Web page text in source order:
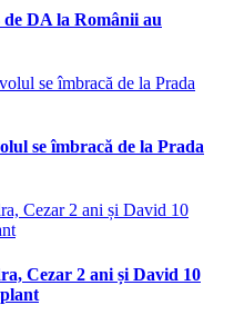
DA la Românii au
se îmbracă de la Prada
Cezar 2 ani și David 10